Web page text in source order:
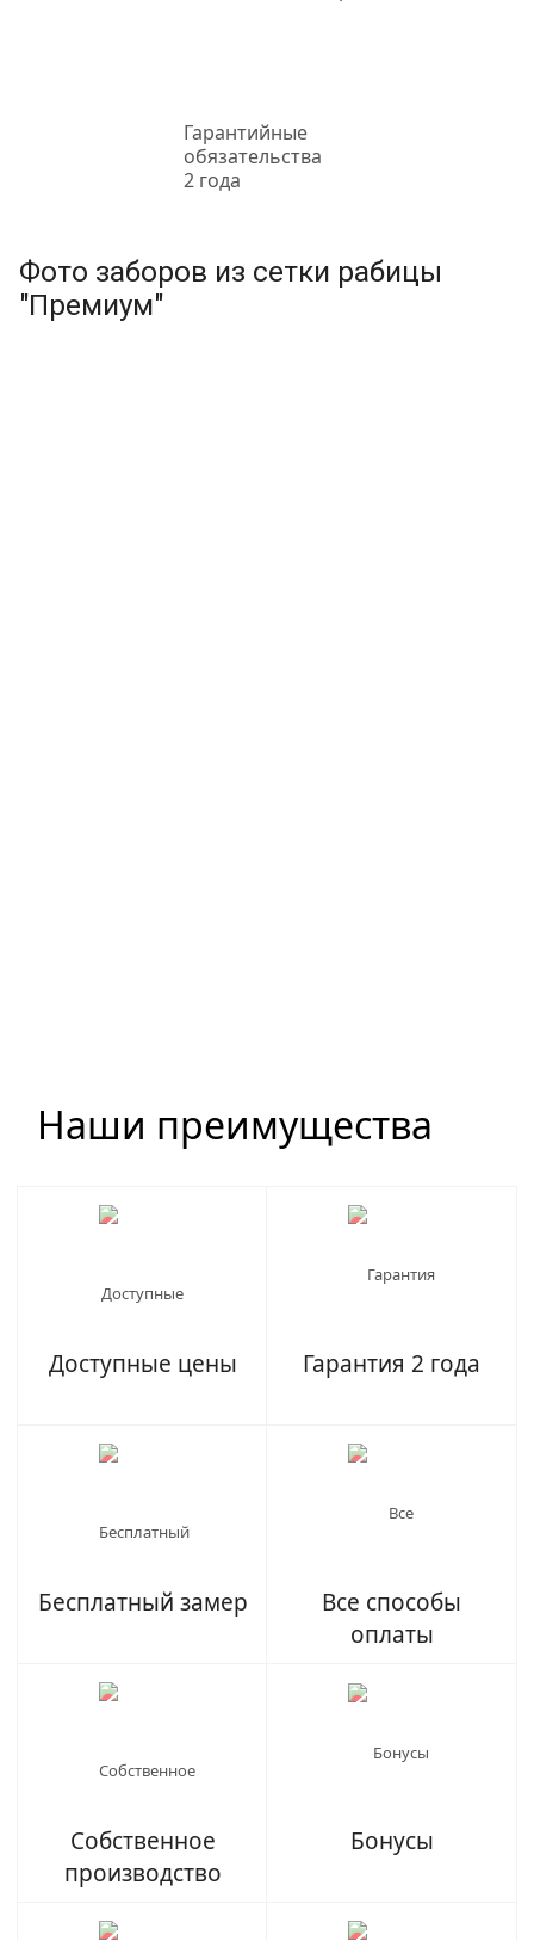
Гарантийные
обязательства
2 года
Фото заборов из сетки рабицы
"Премиум"
Наши преимущества
Доступные цены Гарантия 2 года
Бесплатный замер
Все способы
оплаты
Собственное
производство
Бонусы